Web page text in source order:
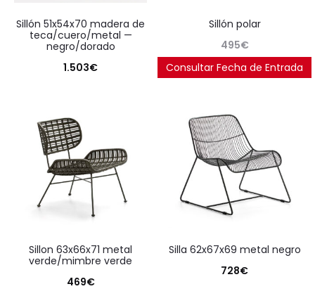
sillón 51x54x70 madera de
teca/cuero/metal —
negro/dorado
1.503€
sillón polar
495€
Consultar Fecha de Entrada
sillon 63x66x71 metal
verde/mimbre verde
469€
silla 62x67x69 metal negro
728€